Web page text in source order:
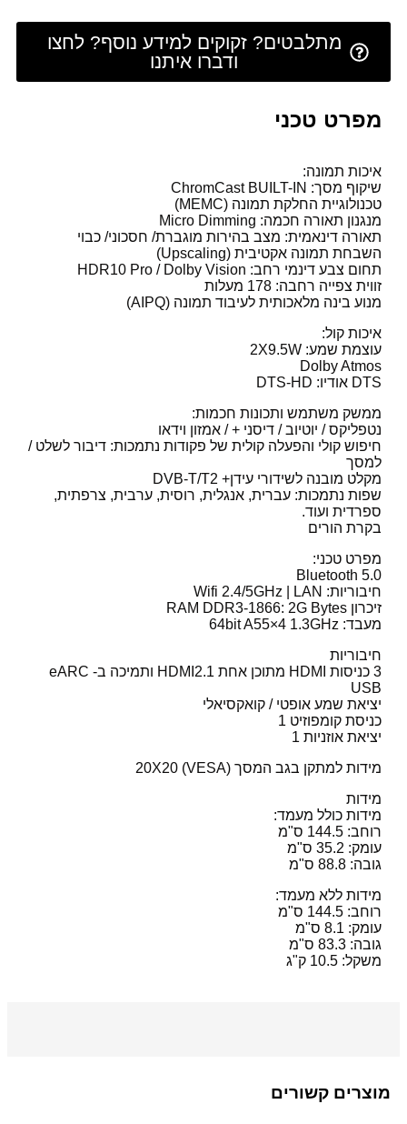
מתלבטים? זקוקים למידע נוסף? לחצו
ודברו איתנו
מפרט טכני
איכות תמונה:
שיקוף מסך: ChromCast
BUILT-IN
טכנולוגיית החלקת תמונה (MEMC
)
מנגנון תאורה חכמה: Micro Dimming
תאורה דינאמית: מצב בהירות מוגברת/ חסכוני/ כבוי
השבחת תמונה אקטיבית (Upscaling)
תחום צבע דינמי רחב: HDR10 Pro / Dolby Vision
זווית צפייה רחבה: 178 מעלות
מנוע בינה מלאכותית לעיבוד תמונה (AIPQ
)
איכות קול:
עוצמת שמע: 2X9.5W
Dolby Atmos
DTS אודיו: DTS-HD
ממשק משתמש ותכונות חכמות:
נטפליקס / יוטיוב / דיסני + / אמזון וידאו
חיפוש קולי והפעלה קולית של פקודות נתמכות: דיבור לשלט /
למסך
מקלט מובנה לשידורי עידן+
DVB-T/T2
שפות נתמכות: עברית, אנגלית, רוסית, ערבית, צרפתית,
ספרדית ועוד.
בקרת הורים
מפרט טכני:
Bluetooth 5.0
חיבוריות: Wifi 2.4/5GHz | LAN
זיכרון
RAM DDR3-1866: 2G Bytes
מעבד: 64bit A55×4 1.3GHz
חיבוריות
3 כניסות
HDMI מתוכן אחת HDMI2.1 ותמיכה ב- eARC
USB
יציאת שמע אופטי / קואקסיאלי
כניסת קומפוזיט 1
יציאת אוזניות 1
מידות למתקן בגב המסך (VESA
) 20X20
מידות
מידות כולל מעמד:
רוחב: 144.5 ס"מ
עומק: 35.2 ס"מ
גובה: 88.8 ס"מ
מידות ללא מעמד:
רוחב: 144.5 ס"מ
עומק: 8.1 ס"מ
גובה: 83.3 ס"מ
משקל: 10.5 ק"ג
מוצרים קשורים